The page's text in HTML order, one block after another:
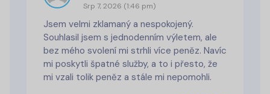
Srp 7, 2026 (1:46 pm)
Jsem velmi zklamaný a nespokojený.
Souhlasil jsem s jednodenním výletem, ale
bez mého svolení mi strhli více peněz. Navíc
mi poskytli špatné služby, a to i přesto, že
mi vzali tolik peněz a stále mi nepomohli.